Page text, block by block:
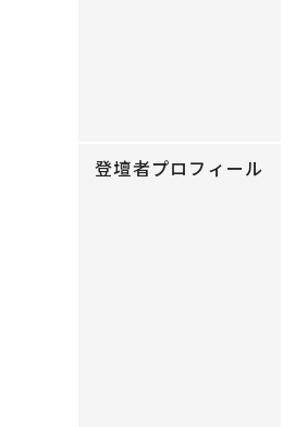
登壇者プロフィール